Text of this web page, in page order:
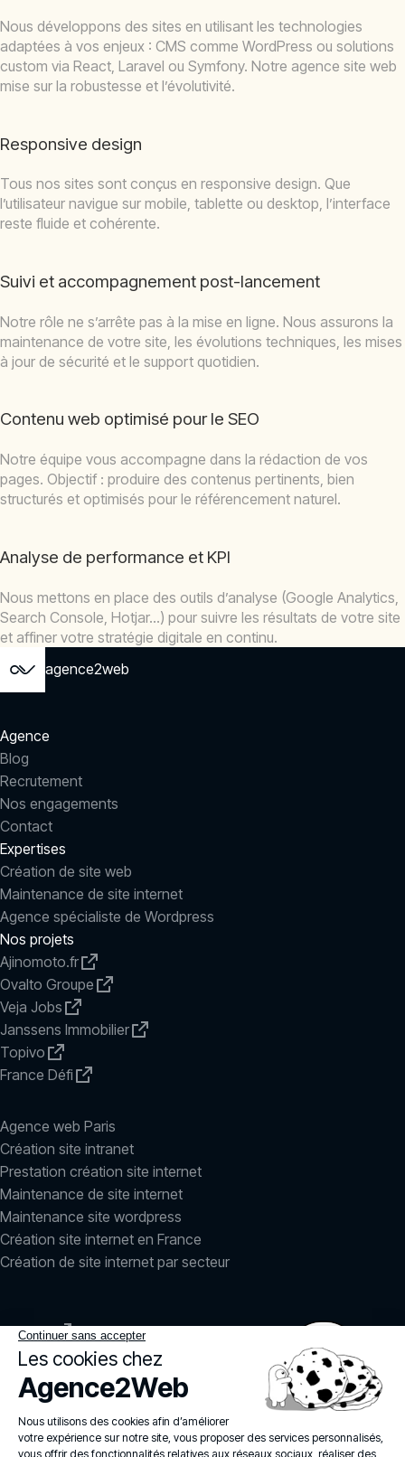
Nous développons des sites en utilisant les technologies
adaptées à vos enjeux : CMS comme WordPress ou solutions
custom via React, Laravel ou Symfony. Notre agence site web
mise sur la robustesse et l’évolutivité.
Responsive design
Tous nos sites sont conçus en responsive design. Que
l’utilisateur navigue sur mobile, tablette ou desktop, l’interface
reste fluide et cohérente.
Suivi et accompagnement post-lancement
Notre rôle ne s’arrête pas à la mise en ligne. Nous assurons la
maintenance de votre site, les évolutions techniques, les mises
à jour de sécurité et le support quotidien.
Contenu web optimisé pour le SEO
Notre équipe vous accompagne dans la rédaction de vos
pages. Objectif : produire des contenus pertinents, bien
structurés et optimisés pour le référencement naturel.
Analyse de performance et KPI
Nous mettons en place des outils d’analyse (Google Analytics,
Search Console, Hotjar…) pour suivre les résultats de votre site
et affiner votre stratégie digitale en continu.
agence2web
Agence
Blog
Recrutement
Nos engagements
Contact
Expertises
Création de site web
Maintenance de site internet
Agence spécialiste de Wordpress
Nos projets
Ajinomoto.fr
Ovalto Groupe
Veja Jobs
Janssens Immobilier
Topivo
France Défi
Agence web Paris
Création site intranet
Prestation création site internet
Maintenance de site internet
Maintenance site wordpress
Création site internet en France
Création de site internet par secteur
LinkedIn
Instagram
agence2web© 2026